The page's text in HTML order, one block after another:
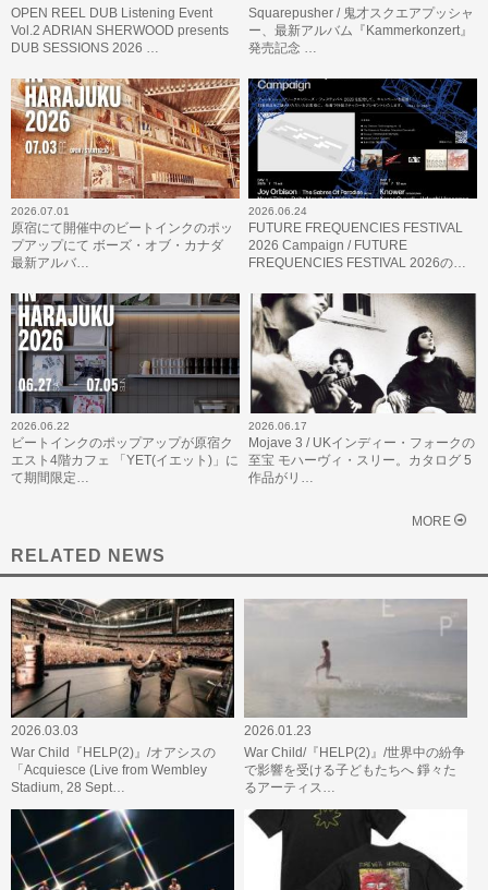
OPEN REEL DUB Listening Event
Vol.2 ADRIAN SHERWOOD presents
DUB SESSIONS 2026 …
Squarepusher / 鬼才スクエアプッシャ
ー、最新アルバム『Kammerkonzert』
発売記念 …
2026.07.01
原宿にて開催中のビートインクのポッ
プアップにて ボーズ・オブ・カナダ
最新アルバ…
2026.06.24
FUTURE FREQUENCIES FESTIVAL
2026 Campaign / FUTURE
FREQUENCIES FESTIVAL 2026の…
2026.06.22
ビートインクのポップアップが原宿ク
エスト4階カフェ 「YET(イエット)」に
て期間限定…
2026.06.17
Mojave 3 / UKインディー・フォークの
至宝 モハーヴィ・スリー。カタログ 5
作品がリ…
MORE
RELATED NEWS
2026.03.03
War Child『HELP(2)』/オアシスの
「Acquiesce (Live from Wembley
Stadium, 28 Sept…
2026.01.23
War Child/『HELP(2)』/世界中の紛争
で影響を受ける子どもたちへ 錚々た
るアーティス…